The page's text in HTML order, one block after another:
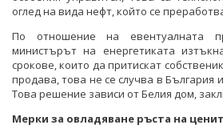
оглед на вида нефт, който се
По отношение на евентуалната
министърът на енергетиката
срокове, които да притискат
продава, това не се случва в България
Това решение зависи от Белия дом,
Мерки за овладяване ръста на